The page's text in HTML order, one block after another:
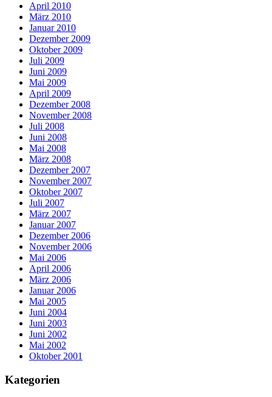
April 2010
März 2010
Januar 2010
Dezember 2009
Oktober 2009
Juli 2009
Juni 2009
Mai 2009
April 2009
Dezember 2008
November 2008
Juli 2008
Juni 2008
Mai 2008
März 2008
Dezember 2007
November 2007
Oktober 2007
Juli 2007
März 2007
Januar 2007
Dezember 2006
November 2006
Mai 2006
April 2006
März 2006
Januar 2006
Mai 2005
Juni 2004
Juni 2003
Juni 2002
Mai 2002
Oktober 2001
Kategorien